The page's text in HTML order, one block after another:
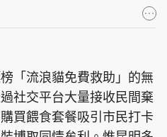
東Touch
「流浪貓免費救助」的無
社交平台大量接收民間棄
買餵食套餐吸引市民打卡